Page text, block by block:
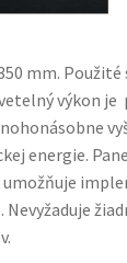
mm.
výkon
energie.